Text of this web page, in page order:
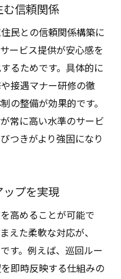
信頼関係
民との信頼関係構築に
ービス提供が安心感を
るためです。具体的に
接遇マナー研修の徹
の整備が効果的です。
常に高い水準のサービ
つきがより強固になり
プを実現
高めることが可能で
えた柔軟な対応が、
す。例えば、巡回ルー
即時反映する仕組みの